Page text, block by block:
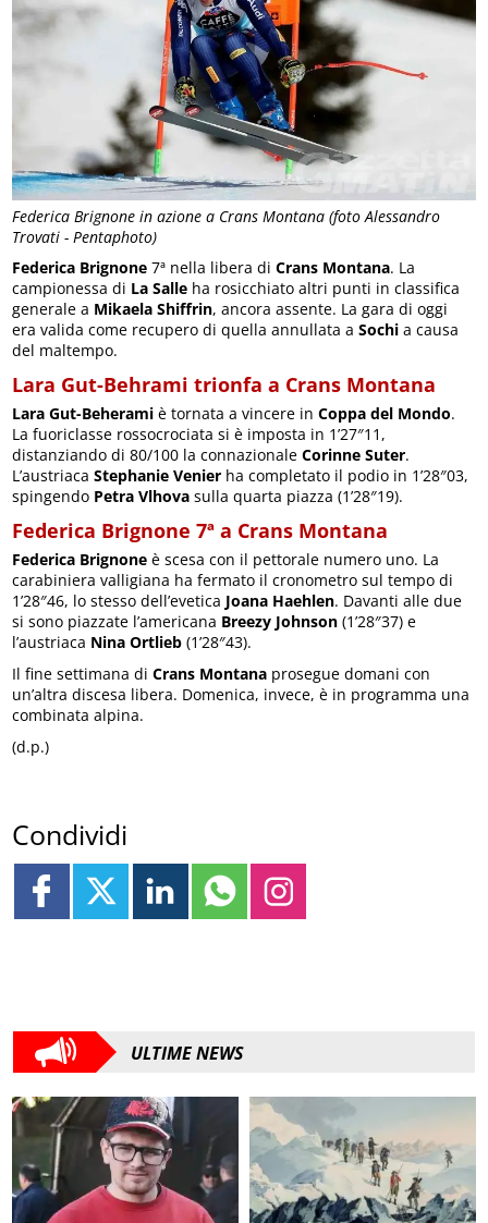
Federica Brignone in azione a Crans Montana (foto Alessandro
Trovati - Pentaphoto)
Federica Brignone 7ª nella libera diCrans Montana. La
campionessa di La Salle ha rosicchiato altri punti in classifica
generale a Mikaela Shiffrin, ancora assente. La gara di oggi
era valida come recupero di quella annullata aSochi a causa
del maltempo.
Lara Gut-Behrami trionfa a Crans Montana
Lara Gut-Beherami è tornata a vincere inCoppa del Mondo.
La fuoriclasse rossocrociata si è imposta in 1’27″11,
distanziando di 80/100 la connazionaleCorinne Suter.
L’austriacaStephanie Venier ha completato il podio in 1’28″03,
spingendo Petra Vlhova sulla quarta piazza (1’28″19).
Federica Brignone 7ª a Crans Montana
Federica Brignone è scesa con il pettorale numero uno. La
carabiniera valligiana ha fermato il cronometro sul tempo di
1’28″46, lo stesso dell’evetica Joana Haehlen. Davanti alle due
si sono piazzate l’americana Breezy Johnson (1’28″37) e
l’austriaca Nina Ortlieb (1’28″43).
Il fine settimana diCrans Montana prosegue domani con
un’altra discesa libera. Domenica, invece, è in programma una
combinata alpina.
(d.p.)
Condividi
ULTIME NEWS